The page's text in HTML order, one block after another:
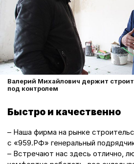
Валерий Михайлович держит
под контролем
Быстро и качественно
– Наша фирма на рынке
с «959.РФ» генеральный
– Встречают нас здесь отлично,